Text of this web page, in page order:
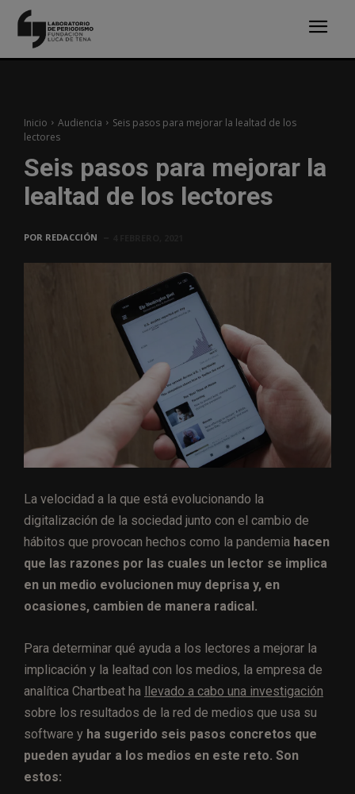
Inicio Audiencia
Seis pasos para mejorar la lealtad de los
lectores
Seis pasos para mejorar la
lealtad de los lectores
POR REDACCIÓN
La velocidad a la que está evolucionando la
digitalización de la sociedad junto con el cambio de
hábitos que provocan hechos como la pandemia hacen
que las razones por las cuales un lector se implica
en un medio evolucionen muy deprisa y, en
ocasiones, cambien de manera radical.
Para determinar qué ayuda a los lectores a mejorar la
implicación y la lealtad con los medios, la empresa de
analítica Chartbeat ha
llevado a cabo una investigación
sobre los resultados de la red de medios que usa su
software y ha sugerido seis pasos concretos que
pueden ayudar a los medios en este reto. Son
estos: